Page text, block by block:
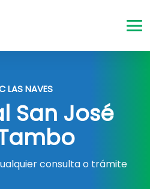
LAS NAVES
San José
consulta o trámite